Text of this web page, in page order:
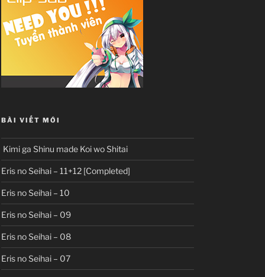
BÀI VIẾT MỚI
Kimi ga Shinu made Koi wo Shitai
Eris no Seihai – 11+12 [Completed]
Eris no Seihai – 10
Eris no Seihai – 09
Eris no Seihai – 08
Eris no Seihai – 07